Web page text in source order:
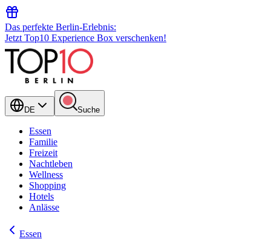
Das perfekte Berlin-Erlebnis:
Jetzt Top10 Experience Box verschenken!
DE Suche
Essen
Familie
Freizeit
Nachtleben
Wellness
Shopping
Hotels
Anlässe
Essen